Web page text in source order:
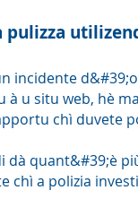
pulizza
incidente
u situ web, hè
chì duvete
dà quant&#39;è
chì a polizia